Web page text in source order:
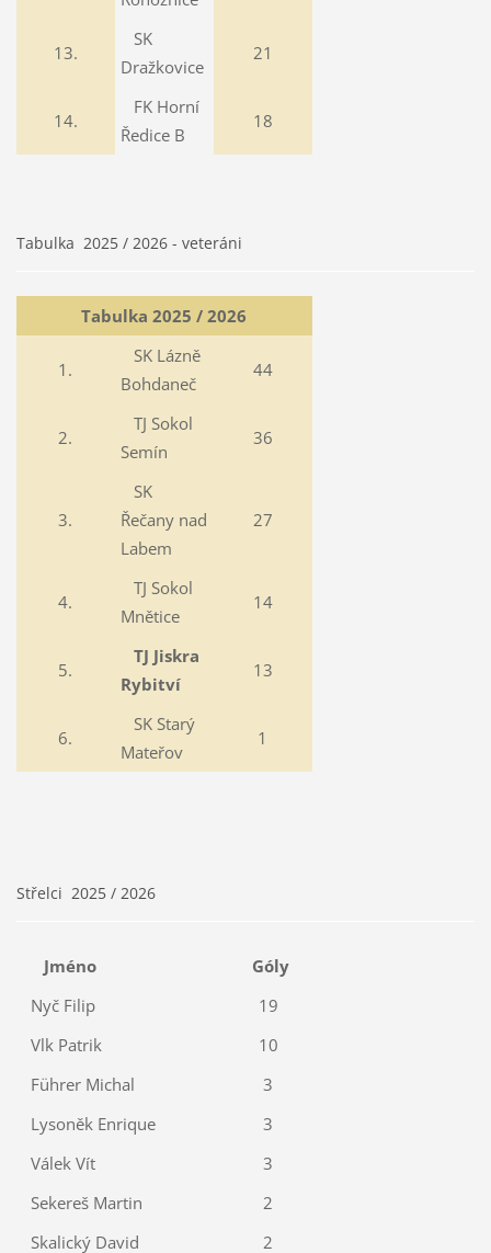
13.
SK
Dražkovice
21
14.
FK Horní
Ředice B
18
Tabulka 2025 / 2026 - veteráni
Tabulka 2025 / 2026
1.
SK Lázně
Bohdaneč
44
2.
TJ Sokol
Semín
36
3.
SK
Řečany nad
Labem
27
4.
TJ Sokol
Mnětice
14
5.
TJ Jiskra
Rybitví
13
6.
SK Starý
Mateřov
1
Střelci 2025 / 2026
Jméno
Góly
Nyč Filip
19
Vlk Patrik
10
Führer Michal
3
Lysoněk Enrique
3
Válek Vít
3
Sekereš Martin
2
Skalický David
2